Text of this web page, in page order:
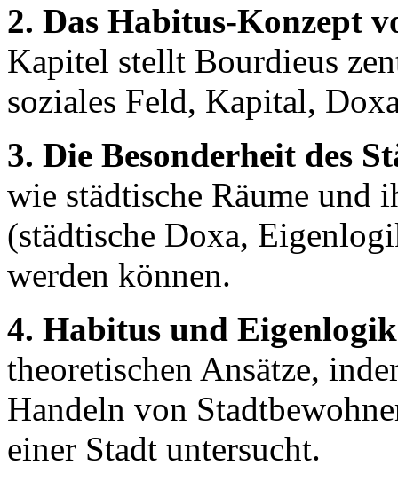
2. Das Habitus-Konzept
Kapitel stellt Bourdieus
soziales Feld, Kapital,
3. Die Besonderheit des
wie städtische Räume und
(städtische Doxa,
werden können.
4. Habitus und
theoretischen Ansätze,
Handeln von
einer Stadt untersucht.